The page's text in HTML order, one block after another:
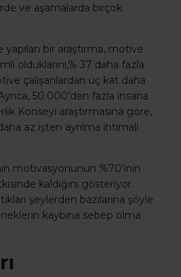
ve aşamalarda birçok
bir araştırma, motive
olduklarını,% 37 daha fazla
çalışanlardan üç kat daha
50.000'den fazla insana
Konseyi araştırmasına göre,
az işten ayrılma ihtimali
motivasyonunun %70'inin
kaldığını gösteriyor.
şeylerden bazılarına şöyle
kaybına sebep olma